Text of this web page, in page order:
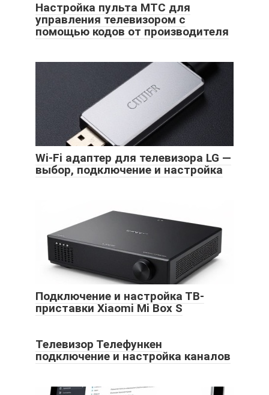
Настройка пульта МТС для
управления телевизором с
помощью кодов от производителя
Wi-Fi адаптер для телевизора LG —
выбор, подключение и настройка
Подключение и настройка ТВ-
приставки Xiaomi Mi Box S
Телевизор Телефункен
подключение и настройка каналов